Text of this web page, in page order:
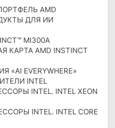
AMD
ДЛЯ ИИ
MI300A
AMD INSTINCT
EVERYWHERE»
INTEL
INTEL. INTEL XEON
INTEL. INTEL CORE